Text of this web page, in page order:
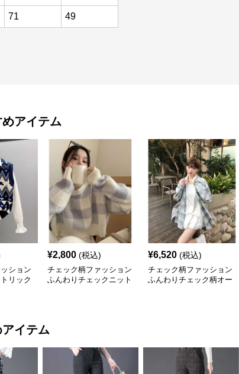
71 49
アイテム
ション
リック
¥2,800 (税込)
チェック柄ファッション
ふんわりチェックニット
¥6,520 (税込)
チェック柄ファッション
ふんわりチェック柄オー
イテム